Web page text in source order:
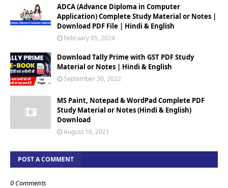
ADCA (Advance Diploma in Computer
Application) Complete Study Material or Notes |
Download PDF File | Hindi & English
February 05, 2024
Download Tally Prime with GST PDF Study
Material or Notes | Hindi & English
September 30, 2022
MS Paint, Notepad & WordPad Complete PDF
Study Material or Notes (Hindi & English)
Download
August 16, 2021
POST A COMMENT
0 Comments